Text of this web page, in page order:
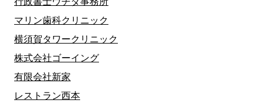
マリン歯科クリニック
横須賀タワークリニック
株式会社ゴーイング
有限会社新家
レストラン西本